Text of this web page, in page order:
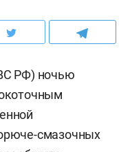
РФ) ночью
смазочных